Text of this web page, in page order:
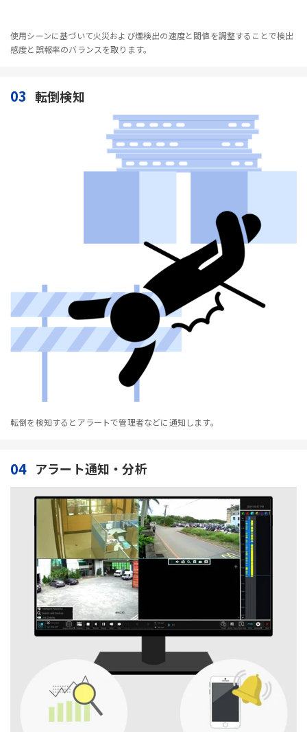
使用シーンに基づいて火災および煙検出の速度と閾値を調整することで検出
感度と誤報率のバランスを取ります。
03 転倒検知
転倒を検知するとアラートで管理者などに通知します。
04 アラート通知・分析